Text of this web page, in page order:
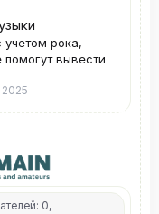
рока,
вывести
0,